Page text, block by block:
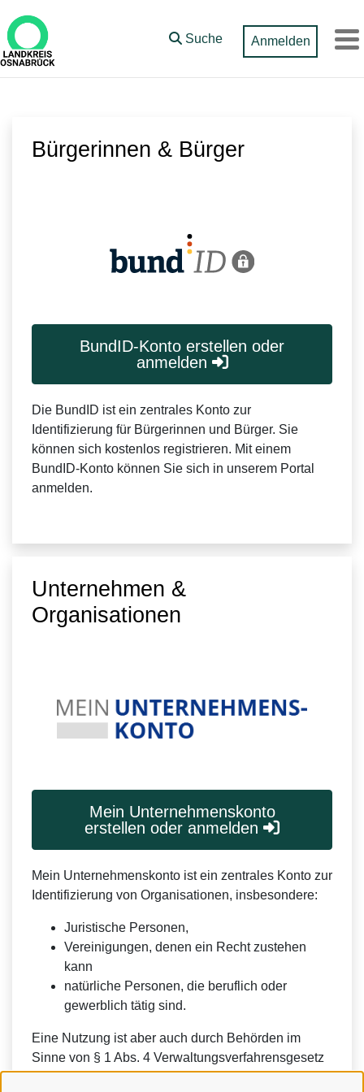
Zum Hauptinhalt springen
Suche Anmelden
Bürgerinnen & Bürger
BundID-Konto erstellen oder
anmelden
Die BundID ist ein zentrales Konto zur
Identifizierung für Bürgerinnen und Bürger. Sie
können sich kostenlos registrieren. Mit einem
BundID-Konto können Sie sich in unserem Portal
anmelden.
Unternehmen &
Organisationen
Mein Unternehmenskonto
erstellen oder anmelden
Mein Unternehmenskonto ist ein zentrales Konto zur
Identifizierung von Organisationen, insbesondere:
Juristische Personen,
Vereinigungen, denen ein Recht zustehen
kann
natürliche Personen, die beruflich oder
gewerblich tätig sind.
Eine Nutzung ist aber auch durch Behörden im
Sinne von § 1 Abs. 4 Verwaltungsverfahrensgesetz
(VwVfG) möglich.